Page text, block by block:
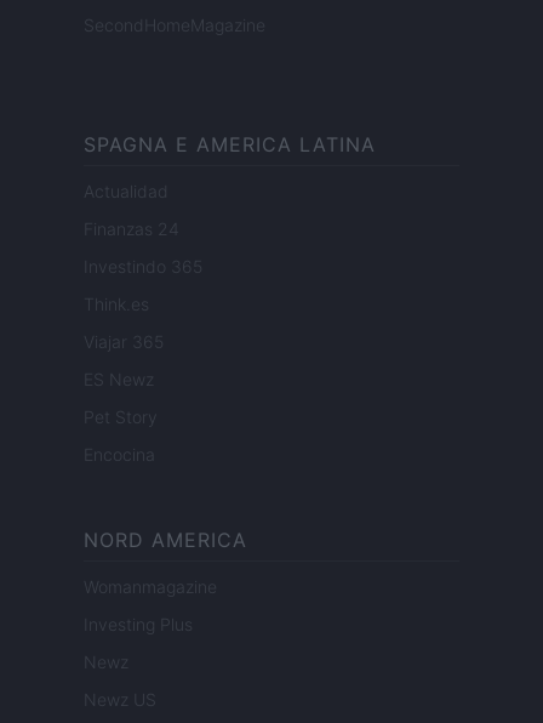
SecondHomeMagazine
SPAGNA E AMERICA LATINA
Actualidad
Finanzas 24
Investindo 365
Think.es
Viajar 365
ES Newz
Pet Story
Encocina
NORD AMERICA
Womanmagazine
Investing Plus
Newz
Newz US